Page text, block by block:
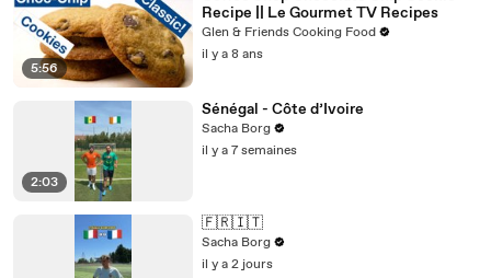
5:56
Recipe || Le Gourmet TV Recipes
Glen & Friends Cooking Food
il y a 8 ans
2:03
Sénégal - Côte d’Ivoire
Sacha Borg
il y a 7 semaines
🇫🇷🇮🇹
Sacha Borg
il y a 2 jours